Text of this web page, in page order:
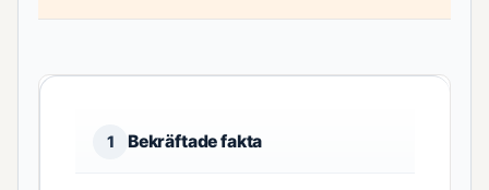
1 Bekräftade fakta